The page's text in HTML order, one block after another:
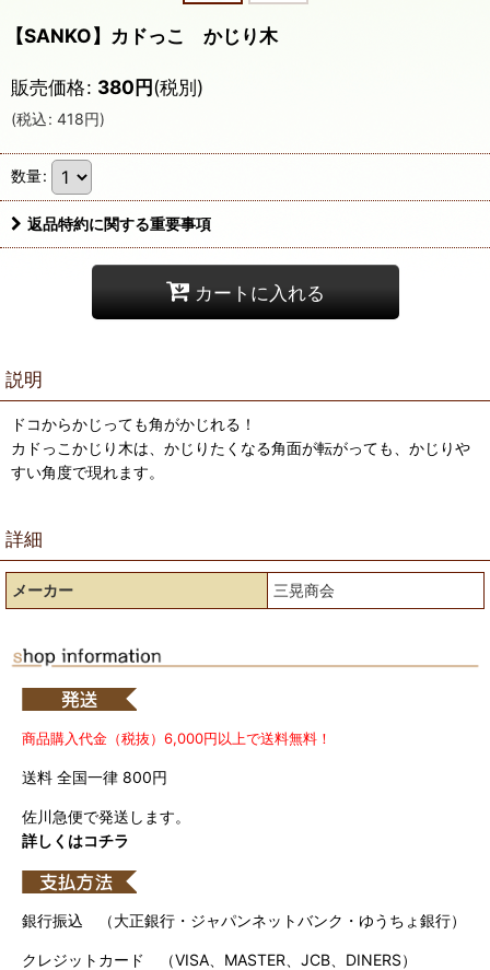
【SANKO】カドっこ かじり木
販売価格: 380円(税別)
(税込: 418円)
数量:
返品特約に関する重要事項
カートに入れる
説明
ドコからかじっても角がかじれる！
カドっこかじり木は、かじりたくなる角面が転がっても、かじりや
すい角度で現れます。
詳細
メーカー 三晃商会
商品購入代金（税抜）6,000円以上で送料無料！
送料 全国一律 800円
佐川急便で発送します。
詳しくはコチラ
銀行振込 （大正銀行・ジャパンネットバンク・ゆうちょ銀行）
クレジットカード （VISA、MASTER、JCB、DINERS）